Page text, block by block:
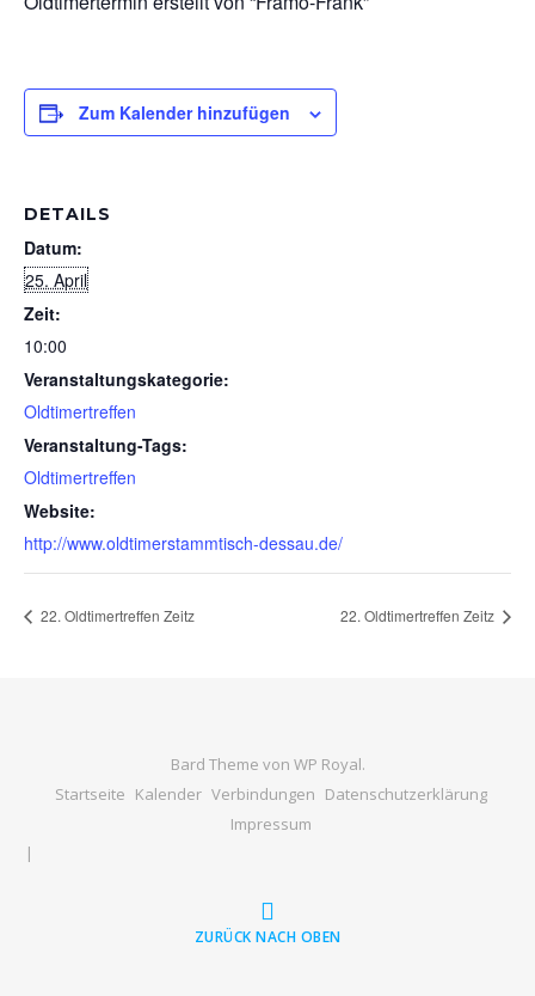
Zum Kalender hinzufügen
DETAILS
Datum:
25. April
Zeit:
10:00
Veranstaltungskategorie:
Oldtimertreffen
Veranstaltung-Tags:
Oldtimertreffen
Website:
http://www.oldtimerstammtisch-dessau.de/
22. Oldtimertreffen Zeitz 22. Oldtimertreffen Zeitz
Bard Theme von WP Royal.
Startseite Kalender Verbindungen Datenschutzerklärung
Impressum
ZURÜCK NACH OBEN